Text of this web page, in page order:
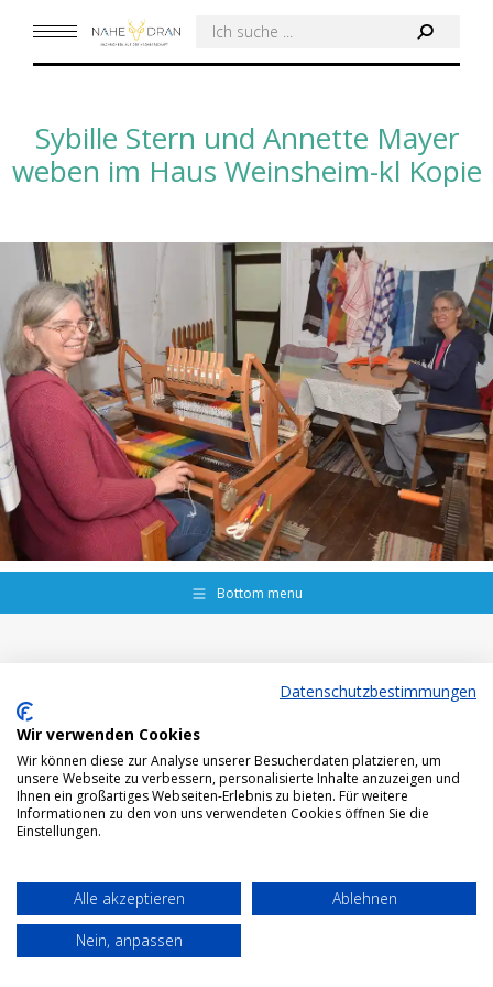
Search:
Sybille Stern und Annette Mayer
weben im Haus Weinsheim-kl Kopie
Bottom menu
Datenschutzbestimmungen
Wir verwenden Cookies
Wir können diese zur Analyse unserer Besucherdaten platzieren, um
unsere Webseite zu verbessern, personalisierte Inhalte anzuzeigen und
Ihnen ein großartiges Webseiten-Erlebnis zu bieten. Für weitere
Informationen zu den von uns verwendeten Cookies öffnen Sie die
Einstellungen.
Alle akzeptieren
Ablehnen
Nein, anpassen